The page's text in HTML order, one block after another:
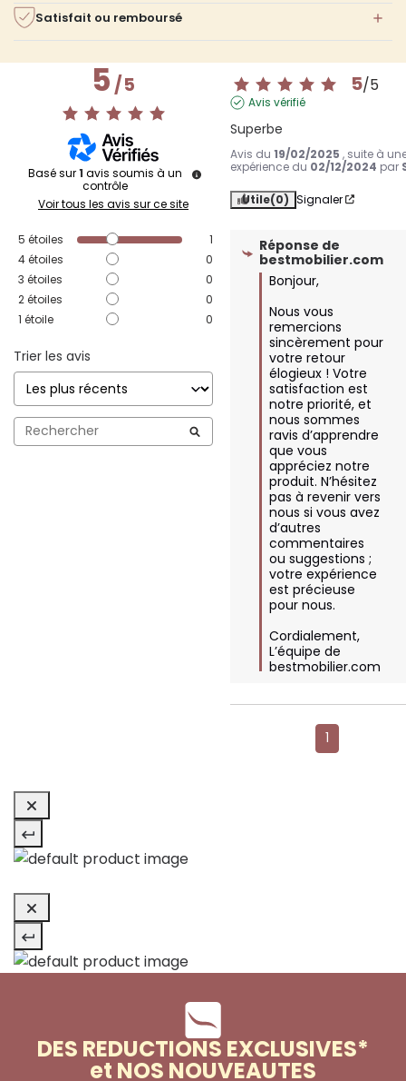
Satisfait ou remboursé
5/5
Basé sur1 avis soumis à un
contrôle
Voir tous les avis sur ce site
5 étoiles
1
4étoiles
0
3 étoiles
0
2étoiles
0
1 étoile 0
Trier les avis
5/5
Avis vérifié
Superbe
Avis du19/02/2025 , suite à
expérience du 02/12/2024 par
Utile(0) Signaler
Réponse de
bestmobilier.com
Bonjour,
Nous vous
remercions
sincèrement pour
votre retour
élogieux ! Votre
satisfaction est
notre priorité, et
nous sommes
ravis d’apprendre
que vous
appréciez notre
produit. N’hésitez
pas à revenir vers
nous si vous avez
d’autres
commentaires
ou suggestions ;
votre expérience
est précieuse
pour nous.
Cordialement,
L’équipe de
bestmobilier.com
1
DES REDUCTIONS EXCLUSIVES*
et NOS NOUVEAUTES